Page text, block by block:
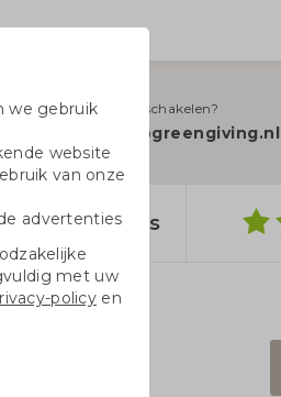
Hulplijn inschakelen?
info@greengiving.nl
Tote bags
we gebruik
website
van onze
advertenties
met uw
policyen